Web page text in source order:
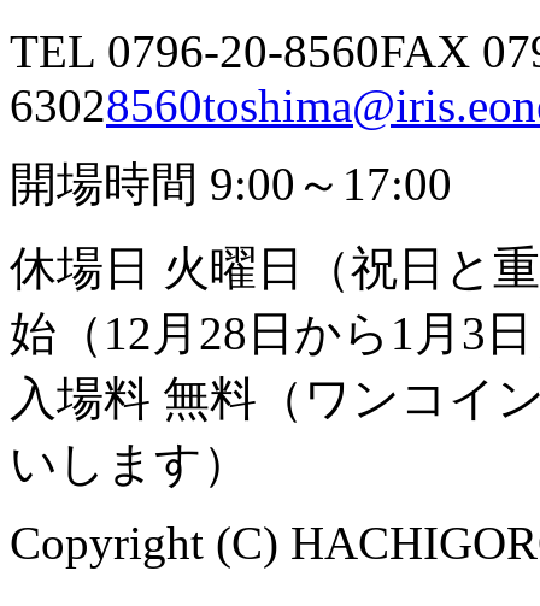
TEL 0796-20-8560FAX
6302
開場時間 9:00～17:00
休場日 火曜日（祝日と
始（12月28日から1月3
入場料 無料（ワンコイ
いします）
Copyright (C)